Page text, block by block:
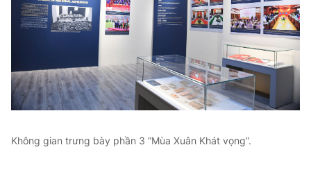
Không gian trưng bày phần 3 “Mùa Xuân Khát vọng”.